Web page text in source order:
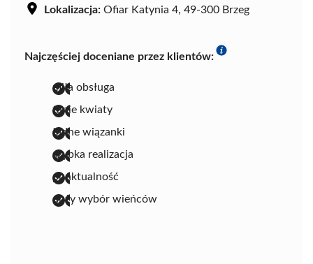
Lokalizacja: Ofiar Katynia 4, 49-300 Brzeg
Najczęściej doceniane przez klientów:
miła obsługa
tanie kwiaty
ładne wiązanki
szybka realizacja
punktualność
duży wybór wieńców